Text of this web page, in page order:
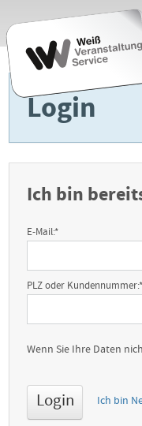
Login
Ich bin
E-Mail:*
PLZ oder Kundennummer:*
Wenn Sie Ihre Daten
Ich bin